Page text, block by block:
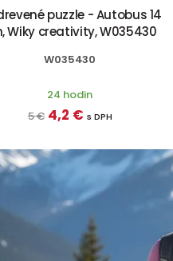
puzzle - Autobus 14
Wiky creativity, W035430
W035430
24 hodin
5 € 4,2 € s DPH